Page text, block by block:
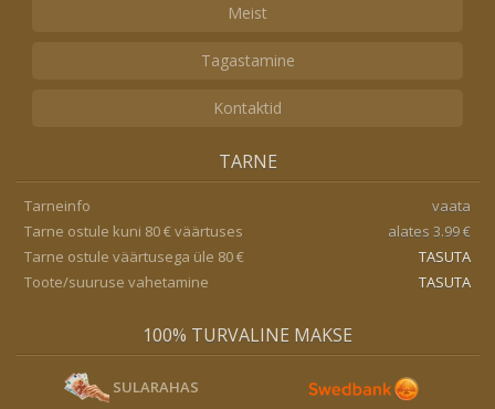
Meist
Tagastamine
Kontaktid
TARNE
Tarneinfo
vaata
Tarne ostule kuni 80 € väärtuses
alates 3.99 €
Tarne ostule väärtusega üle 80 €
TASUTA
Toote/suuruse vahetamine
TASUTA
100% TURVALINE MAKSE
SULARAHAS